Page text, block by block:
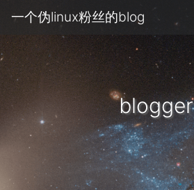
一个伪linux粉丝的blog
blogger